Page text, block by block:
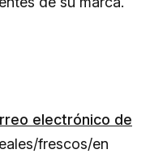
electrónico de
frescos/en